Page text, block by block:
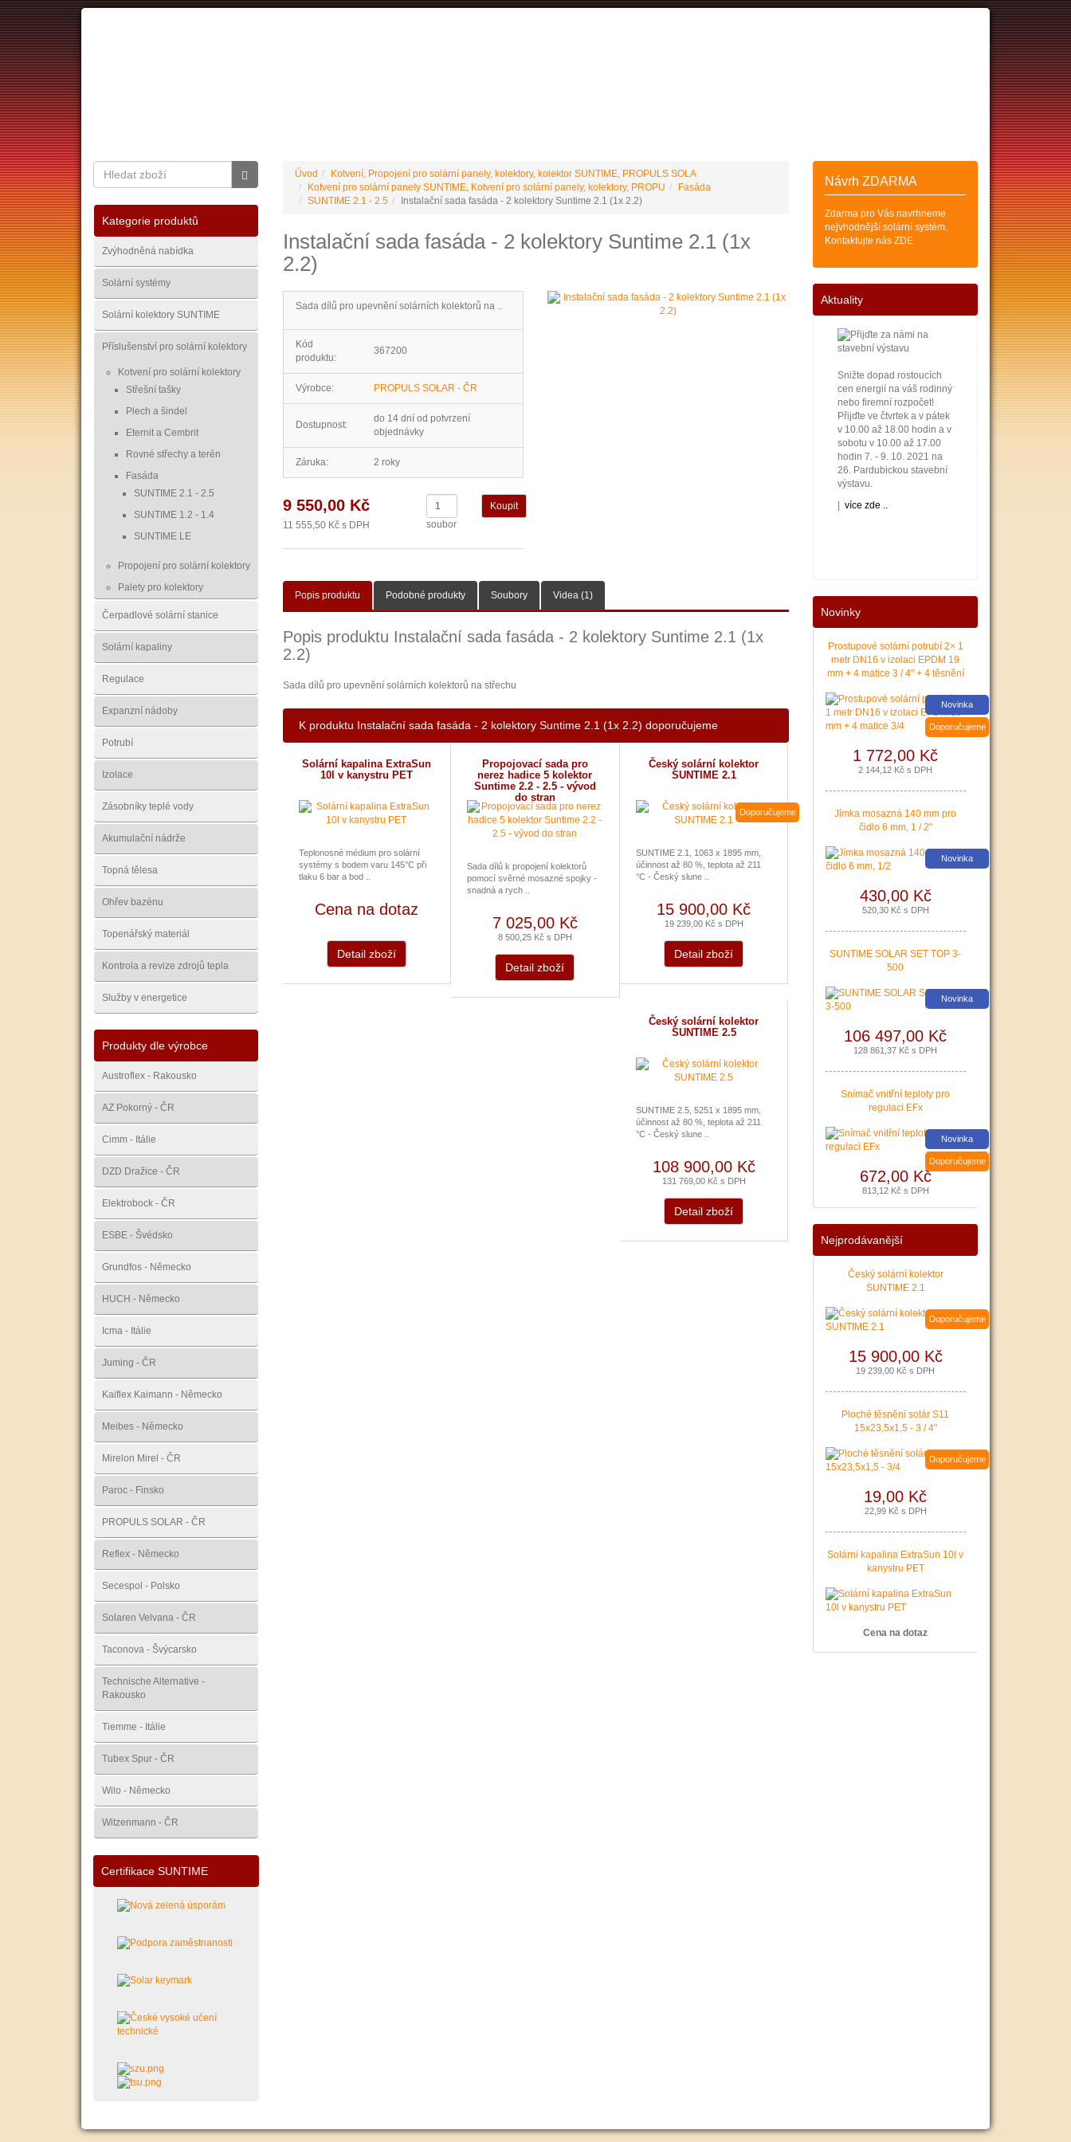
Kategorie produktů
Zvýhodněná nabídka
Solární systémy
Solární kolektory SUNTIME
Příslušenství pro solární kolektory
Kotvení pro solární kolektory
Střešní tašky
Plech a šindel
Eternit a Cembrit
Rovné střechy a terén
Fasáda
SUNTIME 2.1 - 2.5
SUNTIME 1.2 - 1.4
SUNTIME LE
Propojení pro solární kolektory
Palety pro kolektory
Čerpadlové solární stanice
Solární kapaliny
Regulace
Expanzní nádoby
Potrubí
Izolace
Zásobníky teplé vody
Akumulační nádrže
Topná tělesa
Ohřev bazénu
Topenářský materiál
Kontrola a revize zdrojů tepla
Služby v energetice
Produkty dle výrobce
Austroflex - Rakousko
AZ Pokorný - ČR
Cimm - Itálie
DZD Dražice - ČR
Elektrobock - ČR
ESBE - Švédsko
Grundfos - Německo
HUCH - Německo
Icma - Itálie
Juming - ČR
Kaiflex Kaimann - Německo
Meibes - Německo
Mirelon Mirel - ČR
Paroc - Finsko
PROPULS SOLAR - ČR
Reflex - Německo
Secespol - Polsko
Solaren Velvana - ČR
Taconova - Švýcarsko
Technische Alternative -
Rakousko
Tiemme - Itálie
Tubex Spur - ČR
Wilo - Německo
Witzenmann - ČR
Certifikace SUNTIME
Úvod
Kotvení, Propojení pro solární panely, kolektory, kolektor SUNTIME, PROPULS SOLA
Kotvení pro solární panely SUNTIME, Kotvení pro solární panely, kolektory, PROPU
Fasáda
SUNTIME 2.1 - 2.5
Instalační sada fasáda - 2 kolektory Suntime 2.1 (1x 2.2)
Instalační sada fasáda - 2 kolektory Suntime 2.1 (1x
2.2)
Sada dílů pro upevnění solárních kolektorů na ..
Kód
produktu:
367200
Výrobce: PROPULS SOLAR - ČR
Dostupnost:
do 14 dní od potvrzení
objednávky
Záruka: 2 roky
9 550,00 Kč
11 555,50 Kč s DPH soubor
Popis produktu Podobné produkty Soubory Videa (1)
Popis produktu Instalační sada fasáda - 2 kolektory Suntime 2.1 (1x
2.2)
Sada dílů pro upevnění solárních kolektorů na střechu
K produktu Instalační sada fasáda - 2 kolektory Suntime 2.1 (1x 2.2) doporučujeme
Solární kapalina ExtraSun
10l v kanystru PET
Teplonosné médium pro solární
systémy s bodem varu 145°C při
tlaku 6 bar a bod ..
Cena na dotaz
Detail zboží
Propojovací sada pro
nerez hadice 5 kolektor
Suntime 2.2 - 2.5 - vývod
do stran
Sada dílů k propojení kolektorů
pomocí svěrné mosazné spojky -
snadná a rych ..
7 025,00 Kč
8 500,25 Kč s DPH
Detail zboží
Český solární kolektor
SUNTIME 2.1
Doporučujeme
SUNTIME 2.1, 1063 x 1895 mm,
účinnost až 80 %, teplota až 211
°C - Český slune ..
15 900,00 Kč
19 239,00 Kč s DPH
Detail zboží
Český solární kolektor
SUNTIME 2.5
SUNTIME 2.5, 5251 x 1895 mm,
účinnost až 80 %, teplota až 211
°C - Český slune ..
108 900,00 Kč
131 769,00 Kč s DPH
Detail zboží
Návrh ZDARMA
Zdarma pro Vás navrhneme
nejvhodnější solární systém.
Kontaktujte nás ZDE
Aktuality
Snižte dopad rostoucích
cen energií na váš rodinný
nebo firemní rozpočet!
Přijďte ve čtvrtek a v pátek
v 10.00 až 18.00 hodin a v
sobotu v 10.00 až 17.00
hodin 7. - 9. 10. 2021 na
26. Pardubickou stavební
výstavu.
více zde ..
Nové podmínky dotací na
nové solární systémy,
tepelná čerpadla a kotle
jsou vyhlášeny. Příjem
žádostí začíná 12. 10.
levnější a pohodlnější
vytápění a provoz
domácnosti.
Nová zelená úsporám a
PROPULS SOLAR. Přijďte
si pro informace o
Nová zelená úsporám a
Kotlíkové dotace.
|více zde ..
v Královéhradeckém kraji
bude pravděpodobně na
Nenechte si ujít dotaci až
127 500 Kč na nový zdroj
pro vytápění. Žádost o
dotaci Vám zajistíme!
více zde ..
Novinky
Prostupové solární potrubí 2× 1
metr DN16 v izolaci EPDM 19
mm + 4 matice 3 / 4" + 4 těsnění
Novinka
Doporučujeme
1 772,00 Kč
2 144,12 Kč s DPH
Jímka mosazná 140 mm pro
čidlo 6 mm, 1 / 2"
Novinka
430,00 Kč
520,30 Kč s DPH
SUNTIME SOLAR SET TOP 3-
500
Novinka
106 497,00 Kč
128 861,37 Kč s DPH
Snímač vnitřní teploty pro
regulaci EFx
Novinka
Doporučujeme
672,00 Kč
813,12 Kč s DPH
Nejprodávanější
Český solární kolektor
SUNTIME 2.1
Doporučujeme
15 900,00 Kč
19 239,00 Kč s DPH
Ploché těsnění solár S11
15x23,5x1,5 - 3 / 4"
Doporučujeme
19,00 Kč
22,99 Kč s DPH
Solární kapalina ExtraSun 10l v
kanystru PET
Cena na dotaz